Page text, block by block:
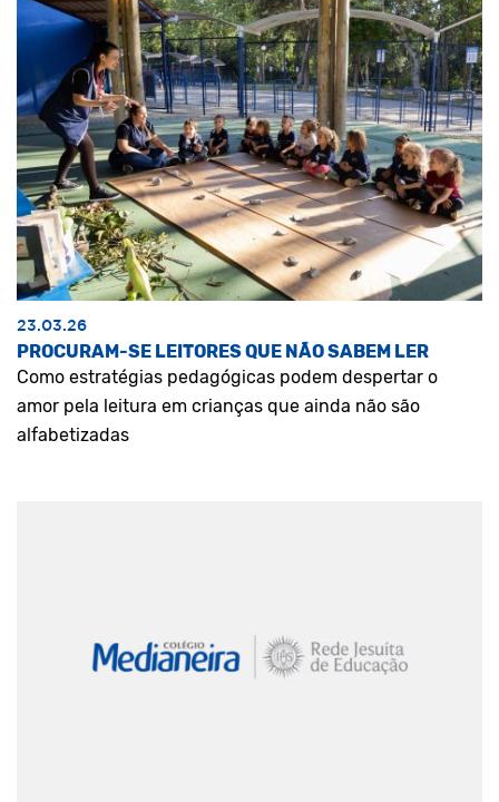
23.03.26
PROCURAM-SE LEITORES QUE NÃO SABEM LER
Como estratégias pedagógicas podem despertar o
amor pela leitura em crianças que ainda não são
alfabetizadas